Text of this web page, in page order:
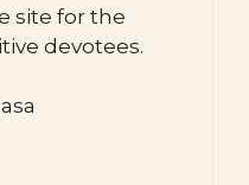
site for the
devotees.